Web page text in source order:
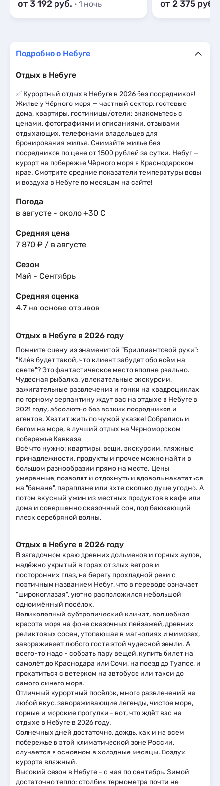
от 3 192 · 1 ночь от 2 375
Подробно о Небуге
Отдых в Небуге
✅ Курортный отдых в Небуге в 2026 без посредников!
Жилье у Чёрного моря — частный сектор, гостевые
дома, квартиры, гостиницы/отели: знакомьтесь с
ценами, фотографиями и описаниями, отзывами
отдыхающих, телефонами владельцев для
бронирования жилья. Снимайте жилье без
посредников по цене от 1500 рублей за сутки. Небуг —
курорт на побережье Чёрного моря в Краснодарском
крае. Смотрите средние показатели температуры воды
и воздуха в Небуге по месяцам на сайте!
Погода
в августе - около +30 С
Средняя цена
7 870 ₽ / в августе
Сезон
Май - Сентябрь
Средняя оценка
4.7 на основе отзывов
Отдых в Небуге в 2026 году
Помните сцену из знаменитой "Бриллиантовой руки":
"Клёв будет такой, что клиент забудет обо всём на
свете"? Это фантастическое место вполне реально.
Чудесная рыбалка, увлекательные экскурсии,
зажигательные развлечения и гонки на квадроциклах
по горному серпантину ждут вас на отдыхе в Небуге в
2021 году, абсолютно без всяких посредников и
агентов. Хватит жить по чужой указке! Собрались и
бегом на море, в лучший отдых на Черноморском
побережье Кавказа.
Всё что нужно: квартиры, вещи, экскурсии, пляжные
принадлежности, продукты и прочее можно найти в
большом разнообразии прямо на месте. Цены
умеренные, позволят и отдохнуть и вдоволь накататься
на "банане", параплане или яхте сколько душе угодно. А
потом вкусный ужин из местных продуктов в кафе или
дома и совершенно сказочный сон, под баюкающий
плеск серебряной волны.
Отдых в Небуге в 2026 году
В загадочном краю древних дольменов и горных аулов,
надёжно укрытый в горах от злых ветров и
посторонних глаз, на берегу прохладной реки с
поэтичным названием Небуг, что в переводе означает
"широкоглазая", уютно расположился небольшой
одноимённый посёлок.
Великолепный субтропический климат, волшебная
красота моря на фоне сказочных пейзажей, древних
реликтовых сосен, утопающая в магнолиях и мимозах,
завораживает любого гостя этой чудесной земли. А
всего-то надо - собрать пару вещей, купить билет на
самолёт до Краснодара или Сочи, на поезд до Туапсе, и
прокатиться с ветерком на автобусе или такси до
самого синего моря.
Отличный курортный посёлок, много развлечений на
любой вкус, завораживающие легенды, чистое море,
горные и морские прогулки - вот, что ждёт вас на
отдыхе в Небуге в 2026 году.
Солнечных дней достаточно, дождь, как и на всем
побережье в этой климатической зоне России,
случается в основном в холодные месяцы. Воздух
курорта влажный.
Высокий сезон в Небуге - с мая по сентябрь. Зимой
достаточно тепло: столбик термометра почти не